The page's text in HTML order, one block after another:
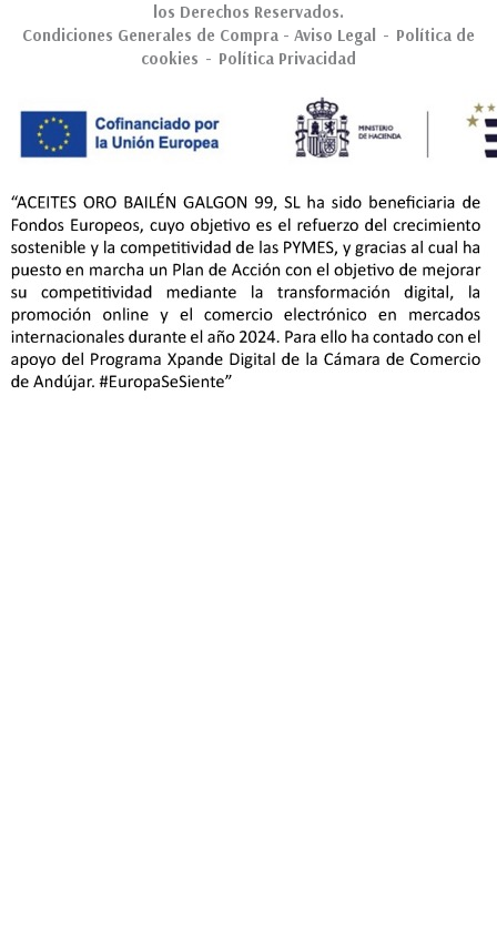
los Derechos Reservados.
Condiciones Generales de Compra - Aviso Legal - Política de
cookies - Política Privacidad